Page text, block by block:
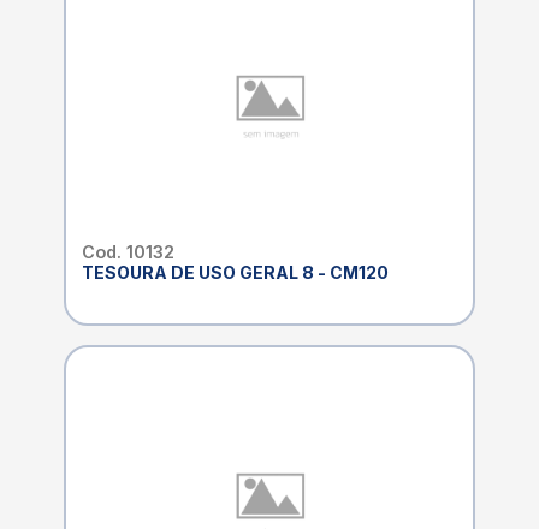
Cod. 10132
TESOURA DE USO GERAL 8 - CM120